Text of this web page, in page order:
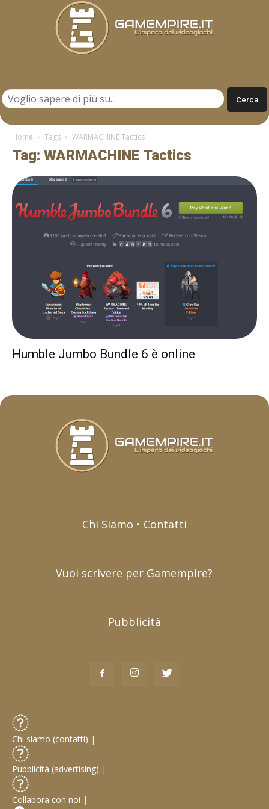
Home Tags WARMACHINE Tactics
Tag: WARMACHINE Tactics
Humble Jumbo Bundle 6 è online
Chi Siamo • Contatti
Vuoi scrivere per Gamempire?
Pubblicità
Chi siamo (contatti) |
Pubblicità (advertising) |
Collabora con noi |